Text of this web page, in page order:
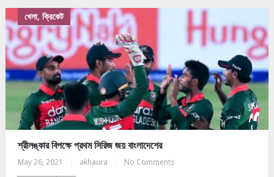
খেলা, ক্রিকেট
শ্রীলঙ্কার বিপক্ষে প্রথম সিরিজ জয় বাংলাদেশের
May 26, 2021 akhaura No Comments